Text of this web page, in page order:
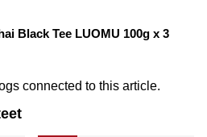
Black Tee LUOMU 100g x 3
connected to this article.